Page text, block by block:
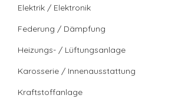
Elektrik / Elektronik
Federung / Dämpfung
Heizungs- / Lüftungsanlage
Karosserie / Innenausstattung
Kraftstoffanlage